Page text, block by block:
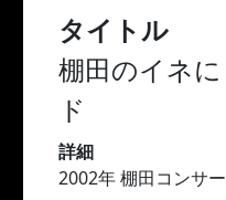
タイトル
棚田のイネ
ド
詳細
2002年 棚田コンサ